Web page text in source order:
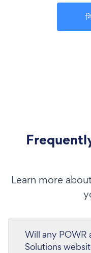
Learn more
Will any
Solutions